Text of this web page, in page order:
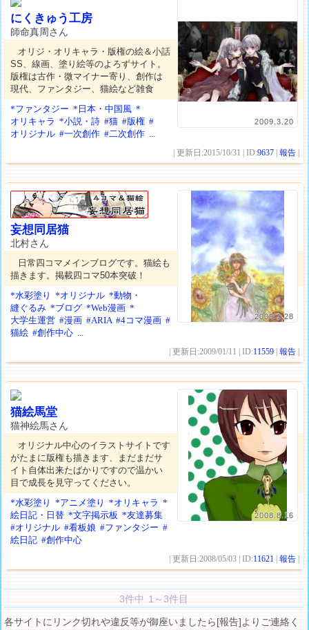
2009.3.20
にくきゅう工房
師命真周さん
オリジ・オリキャラ・版権の絵＆小話
SS、線画、塗り絵等のよろずサイト。
版権は古作・微マイナー寄り、創作は
現代、ファンタジー、猫絵など雑食
*ファンタジー *日本・中国風 *
オリキャラ *小説・詩 #猫 #版権 #
オリジナル #一次創作 #二次創作 ...
| 更新日:2015/10/31 | ID:9637 |報告
2009.1.28
妄想同居猫
北村さん
日常四コマメインブログです。猫絵も
描きます。掲載四コマ50本突破！
*水彩塗り
*オリジナル *動物・
縫ぐるみ *ブログ *Web漫画 *
大学生運営 #漫画 #ARIA #4コマ漫画 #
猫絵 #創作中心 ...
| 更新日:2009/01/11 | ID:11559 |報告
2008.8.16
猫絵馬堂
猫神絵馬さん
オリジナル中心のイラストサイトです
がたまに版権も描きます、まだまだサ
イト自体出来たばかりですので温かい
目で成長を見守ってください。
*水彩塗り
*アニメ塗り *オリキャラ *
絵日記・日替 *文字掲示板 *友達募集
#オリジナル #看板娘 #ファンタジー #
絵日記 #創作中心
| 更新日:2008/05/03 | ID:11621 |報告
3件中 1～3件目
各サイトにリンク切れや違反等が御座いましたら[報告]よりご連絡く